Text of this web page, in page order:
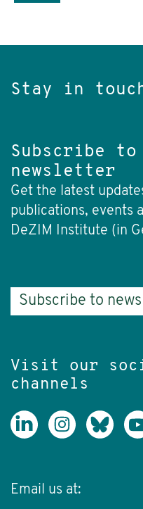
Stay in
Subscribe to
newsletter
Get the latest
publications, events
DeZIM Institute (in
Subscribe to
Visit our
channels
Email us at: